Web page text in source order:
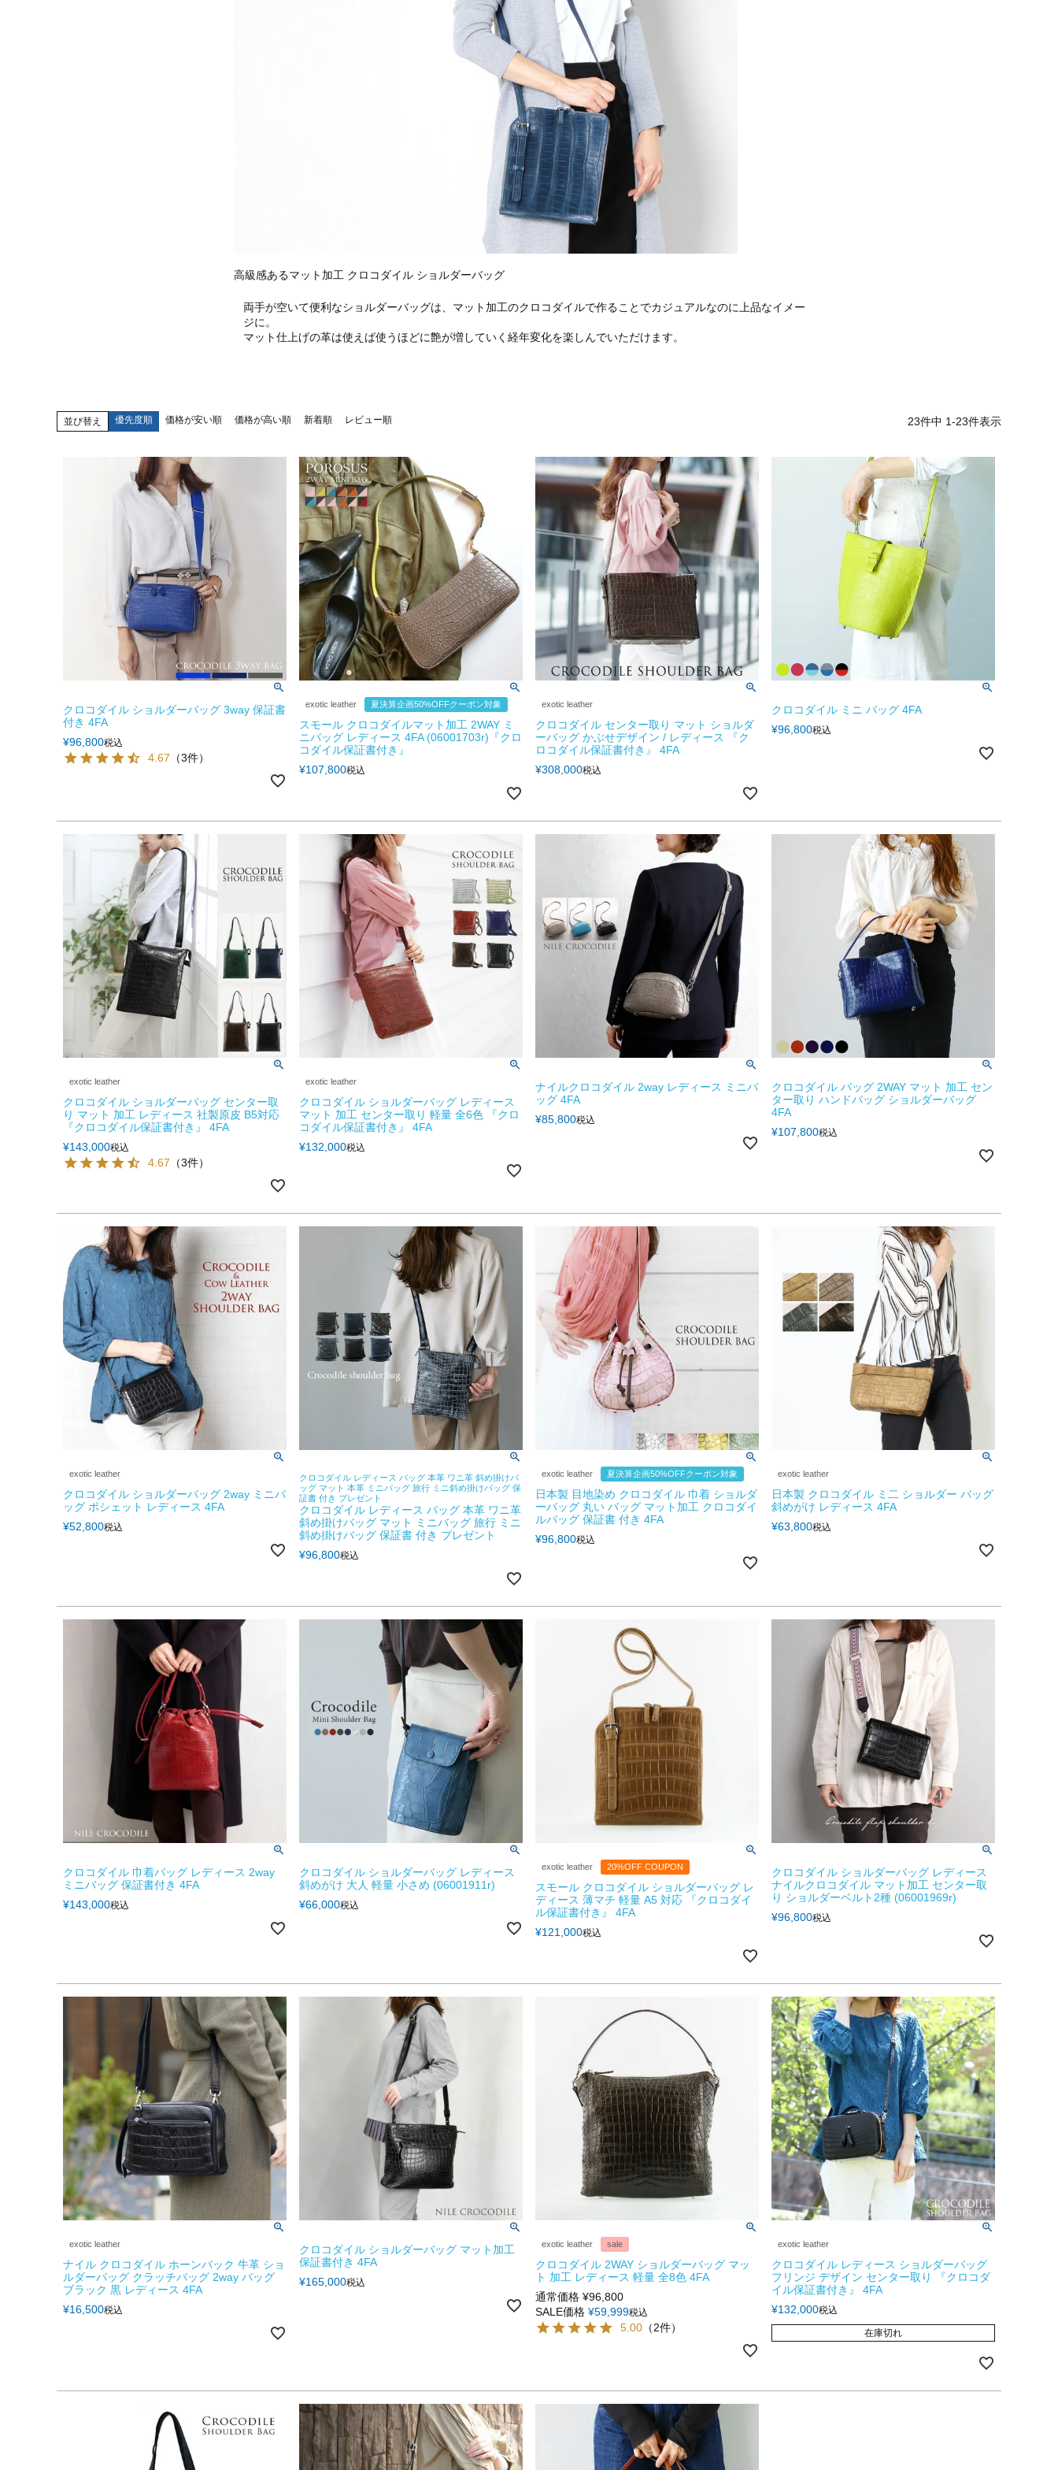
高級感あるマット加工 クロコダイル ショルダーバッグ
両手が空いて便利なショルダーバッグは、マット加工のクロコダイルで作ることでカジュアルなのに上品なイメー
ジに。
マット仕上げの革は使えば使うほどに艶が増していく経年変化を楽しんでいただけます。
並び替え 優先度順 価格が安い順 価格が高い順 新着順 レビュー順 23件中 1-23件表示
クロコダイル ショルダーバッグ 3way 保証書
付き 4FA
¥96,800税込
4.67 （3件）
exotic leather 夏決算企画50%OFFクーポン対象
スモール クロコダイルマット加工 2WAY ミ
ニバッグ レディース 4FA (06001703r)『クロ
コダイル保証書付き』
¥107,800税込
exotic leather
クロコダイル センター取り マット ショルダ
ーバッグ かぶせデザイン / レディース 『ク
ロコダイル保証書付き』 4FA
¥308,000税込
クロコダイル ミニ バッグ 4FA
¥96,800税込
exotic leather
クロコダイル ショルダーバッグ センター取
り マット 加工 レディース 社製原皮 B5対応
『クロコダイル保証書付き』 4FA
¥143,000税込
4.67 （3件）
exotic leather
クロコダイル ショルダーバッグ レディース
マット 加工 センター取り 軽量 全6色 『クロ
コダイル保証書付き』 4FA
¥132,000税込
ナイルクロコダイル 2way レディース ミニバ
ッグ 4FA
¥85,800税込
クロコダイル バッグ 2WAY マット 加工 セン
ター取り ハンドバッグ ショルダーバッグ
4FA
¥107,800税込
exotic leather
クロコダイル ショルダーバッグ 2way ミニバ
ッグ ポシェット レディース 4FA
¥52,800税込
クロコダイル レディース バッグ 本革 ワニ革 斜め掛けバ
ッグ マット 本革 ミニバッグ 旅行 ミニ斜め掛けバッグ 保
証書 付き プレゼント
クロコダイル レディース バッグ 本革 ワニ革
斜め掛けバッグ マット ミニバッグ 旅行 ミニ
斜め掛けバッグ 保証書 付き プレゼント
¥96,800税込
exotic leather 夏決算企画50%OFFクーポン対象
日本製 目地染め クロコダイル 巾着 ショルダ
ーバッグ 丸い バッグ マット加工 クロコダイ
ルバッグ 保証書 付き 4FA
¥96,800税込
exotic leather
日本製 クロコダイル ミ二 ショルダー バッグ
斜めがけ レディース 4FA
¥63,800税込
クロコダイル 巾着バッグ レディース 2way
ミニバッグ 保証書付き 4FA
¥143,000税込
クロコダイル ショルダーバッグ レディース
斜めがけ 大人 軽量 小さめ (06001911r)
¥66,000税込
exotic leather 20%OFF COUPON
スモール クロコダイル ショルダーバッグ レ
ディース 薄マチ 軽量 A5 対応 『クロコダイ
ル保証書付き』 4FA
¥121,000税込
クロコダイル ショルダーバッグ レディース
ナイルクロコダイル マット加工 センター取
り ショルダーベルト2種 (06001969r)
¥96,800税込
exotic leather
ナイル クロコダイル ホーンバック 牛革 ショ
ルダーバッグ クラッチバッグ 2way バッグ
ブラック 黒 レディース 4FA
¥16,500税込
クロコダイル ショルダーバッグ マット加工
保証書付き 4FA
¥165,000税込
exotic leather sale
クロコダイル 2WAY ショルダーバッグ マッ
ト 加工 レディース 軽量 全8色 4FA
通常価格 ¥96,800
SALE価格 ¥59,999税込
5.00 （2件）
exotic leather
クロコダイル レディース ショルダーバッグ
フリンジ デザイン センター取り 『クロコダ
イル保証書付き』 4FA
¥132,000税込
在庫切れ